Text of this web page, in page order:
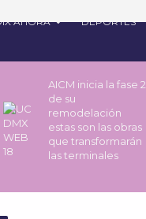
AHORA DEPORTES
AICM inicia la fase 2
de su
remodelación
estas son las obras
que transformarán
las terminales